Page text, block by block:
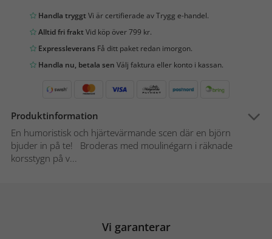
Handla tryggtVi är certifierade av Trygg e-handel.
Alltid fri fraktVid köp över 799 kr.
Expressleverans Få ditt paket redan imorgon.
Handla nu, betala sen Välj faktura eller konto i kassan.
Produktinformation
En humoristisk och hjärtevärmande scen där en björn
bjuder in på te! Broderas med moulinégarn i räknade
korsstygn på v...
Vi garanterar